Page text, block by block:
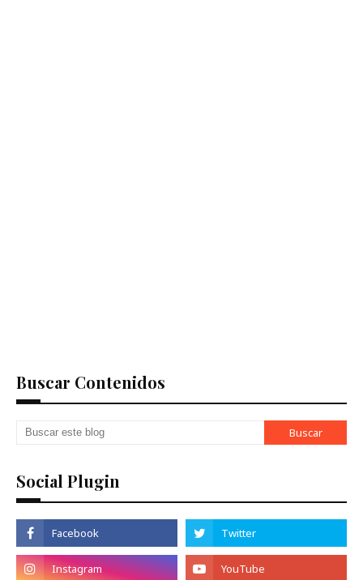
Buscar Contenidos
Social Plugin